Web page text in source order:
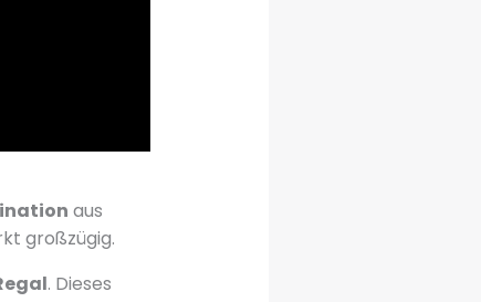
aus
großzügig.
. Dieses